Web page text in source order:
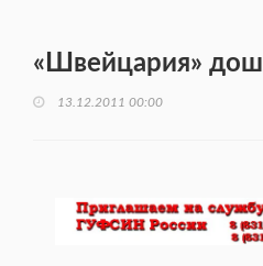
«Швейцария»
13.12.2011 00:00